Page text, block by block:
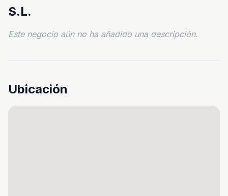
S.L.
Este negocio aún no ha añadido una descripción.
Ubicación